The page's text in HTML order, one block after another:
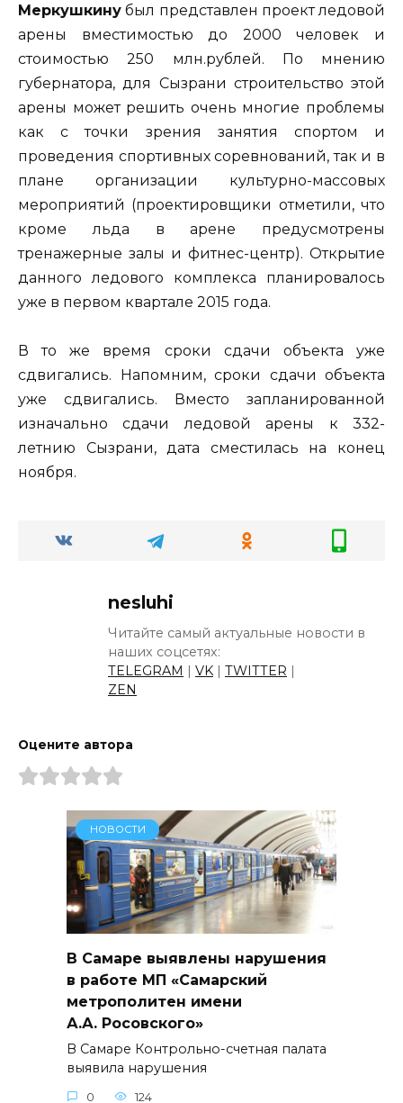
Меркушкину был представлен проект ледовой
арены вместимостью до 2000 человек и
стоимостью 250 млн.рублей. По мнению
губернатора, для Сызрани строительство этой
арены может решить очень многие проблемы
как с точки зрения занятия спортом и
проведения спортивных соревнований, так и в
плане организации культурно-массовых
мероприятий (проектировщики отметили, что
кроме льда в арене предусмотрены
тренажерные залы и фитнес-центр). Открытие
данного ледового комплекса планировалось
уже в первом квартале 2015 года.
В то же время сроки сдачи объекта уже
сдвигались. Напомним, сроки сдачи объекта
уже сдвигались. Вместо запланированной
изначально сдачи ледовой арены к 332-
летнию Сызрани, дата сместилась на конец
ноября.
nesluhi
Читайте самый актуальные новости в
наших соцсетях:
TELEGRAM | VK | TWITTER |
ZEN
Оцените автора
НОВОСТИ
В Самаре выявлены нарушения
в работе МП «Самарский
метрополитен имени
А.А. Росовского»
В Самаре Контрольно-счетная палата
выявила нарушения
0 124